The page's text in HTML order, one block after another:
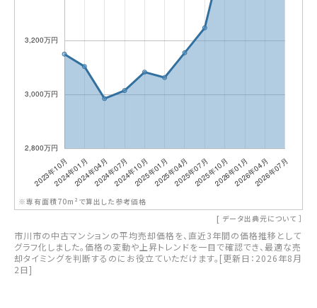
※専有面積70m²で算出した参考価格
[ データ出典元について ］
市川市の中古マンションの平均売却価格を、直近3年間の価格推移として
グラフ化しました。価格の変動や上昇トレンドを一目で確認でき、最適な売
却タイミングを判断するのにお役立ていただけます。[更新日：2026年8月
2日]